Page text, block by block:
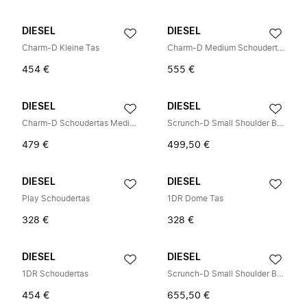
DIESEL
Charm-D Kleine Tas
454 €
DIESEL
Charm-D Medium Schoudertas
555 €
DIESEL
Charm-D Schoudertas Medium
479 €
DIESEL
Scrunch-D Small Shoulder Bag
499,50 €
DIESEL
Play Schoudertas
328 €
DIESEL
1DR Dome Tas
328 €
DIESEL
1DR Schoudertas
454 €
DIESEL
Scrunch-D Small Shoulder Bag
655,50 €